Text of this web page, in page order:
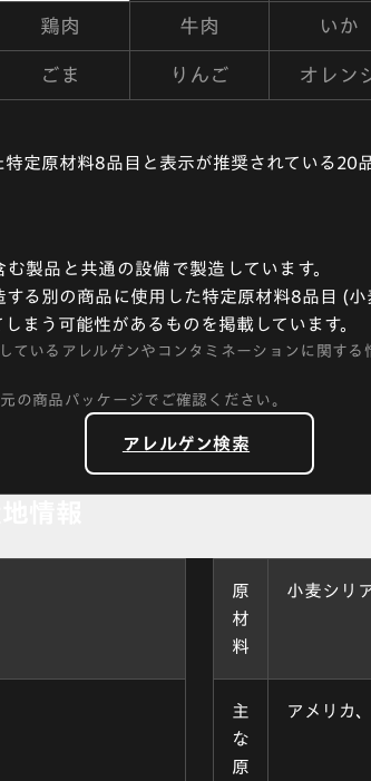
鶏肉 牛肉 いか
ごま りんご オレン
定原材料8品目と表示が推奨されている20
製品と共通の設備で製造しています。
る別の商品に使用した特定原材料8品目 (
まう可能性があるものを掲載しています。
ているアレルゲンやコンタミネーションに関す
の商品パッケージでご確認ください。
アレルゲン検索
原
材
料
小麦シリ
主
な
原
アメリカ